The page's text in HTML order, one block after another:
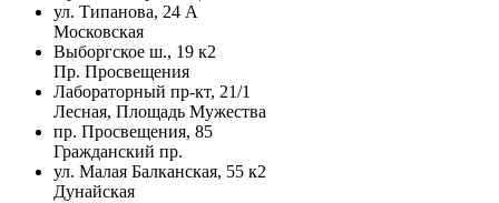
ул. Типанова, 24 А
Московская
Выборгское ш., 19 к2
Пр. Просвещения
Лабораторный пр-кт, 21/1
Лесная, Площадь Мужества
пр. Просвещения, 85
Гражданский пр.
ул. Малая Балканская, 55 к2
Дунайская